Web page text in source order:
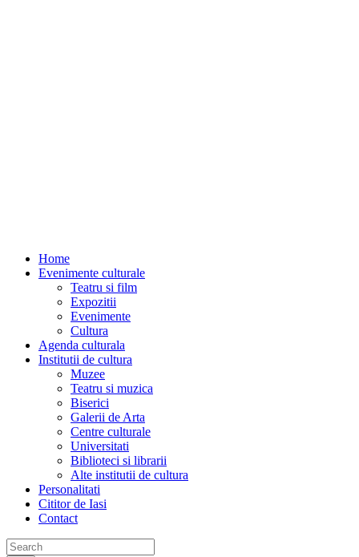
Home
Evenimente culturale
Teatru si film
Expozitii
Evenimente
Cultura
Agenda culturala
Institutii de cultura
Muzee
Teatru si muzica
Biserici
Galerii de Arta
Centre culturale
Universitati
Biblioteci si librarii
Alte institutii de cultura
Personalitati
Cititor de Iasi
Contact